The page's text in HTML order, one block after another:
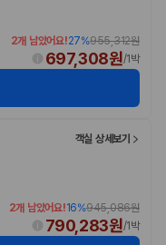
2개 남았어요!27%955,312원
697,308원/1박
객실 상세보기
2개 남았어요!16%945,086원
790,283원/1박